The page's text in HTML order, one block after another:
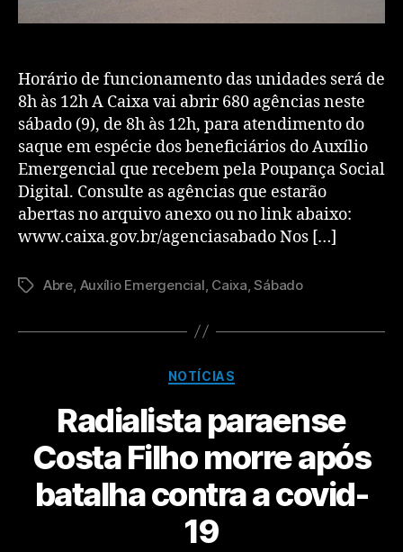
Horário de funcionamento das unidades será de
8h às 12h A Caixa vai abrir 680 agências neste
sábado (9), de 8h às 12h, para atendimento do
saque em espécie dos beneficiários do Auxílio
Emergencial que recebem pela Poupança Social
Digital. Consulte as agências que estarão
abertas no arquivo anexo ou no link abaixo:
www.caixa.gov.br/agenciasabado Nos […]
Abre Auxílio Emergencial Caixa ,Sábado
NOTÍCIAS
Radialista paraense
Costa Filho morre após
batalha contra a covid-
19